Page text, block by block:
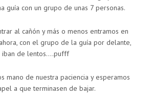
guía con un grupo de unas 7 personas.
al cañón y más o menos entramos en
con el grupo de la guía por delante,
iban de lentos….pufff
mano de nuestra paciencia y esperamos
a que terminasen de bajar.